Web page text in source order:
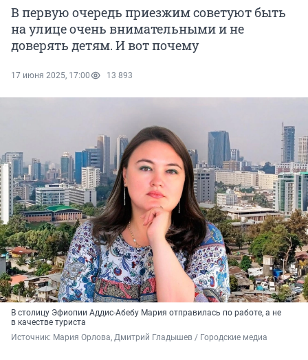
В первую очередь приезжим советуют быть
на улице очень внимательными и не
доверять детям. И вот почему
17 июня 2025, 17:00 13 893
В столицу Эфиопии Аддис-Абебу Мария отправилась по работе, а не
в качестве туриста
Источник: Мария Орлова, Дмитрий Гладышев / Городские медиа